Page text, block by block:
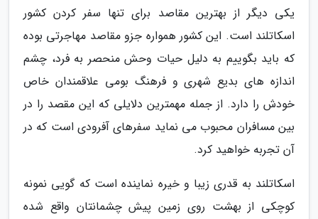
یکی دیگر از بهترین مقاصد برای تنها سفر کردن کشور
اسکاتلند است. این کشور همواره جزو مقاصد مهاجرتی بوده
که باید بگوییم به دلیل حیات وحش منحصر به فرد، چشم
اندازه های بدیع شهری و فرهنگ بومی علاقمندان خاص
خودش را دارد. از جمله مهمترین دلایلی که این مقصد را در
بین مسافران محبوب می نماید سفرهای آفرودی است که در
آن تجربه خواهید کرد.
اسکاتلند به قدری زیبا و خیره نماینده است که گویی نمونه
کوچکی از بهشت روی زمین پیش چشمانتان واقع شده